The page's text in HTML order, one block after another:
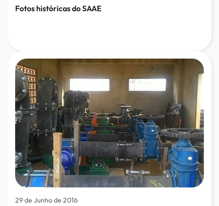
Fotos históricas do SAAE
29 de Junho de 2016